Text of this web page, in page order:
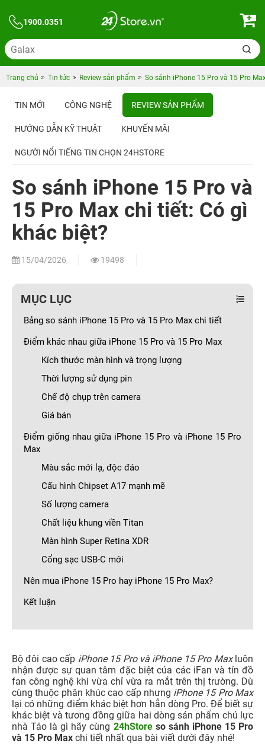
1900.0351
Trang chủ Tin tức Review sản phẩm So sánh iPhone 15 Pro và 15 Pro
TIN MỚI CÔNG NGHỆ REVIEW SẢN PHẨM
HƯỚNG DẪN KỸ THUẬT KHUYẾN MÃI
NGƯỜI NỔI TIẾNG TIN CHỌN 24HSTORE
So sánh iPhone 15 Pro và
15 Pro Max chi tiết: Có gì
khác biệt?
15/04/2026 19498
MỤC LỤC
Bảng so sánh iPhone 15 Pro và 15 Pro Max chi tiết
Điểm khác nhau giữa iPhone 15 Pro và 15 Pro Max
Kích thước màn hình và trọng lượng
Thời lượng sử dụng pin
Chế độ chụp trên camera
Giá bán
Điểm giống nhau giữa iPhone 15 Pro và iPhone 15 Pro
Max
Màu sắc mới lạ, độc đáo
Cấu hình Chipset A17 mạnh mẽ
Số lượng camera
Chất liệu khung viền Titan
Màn hình Super Retina XDR
Cổng sạc USB-C mới
Nên mua iPhone 15 Pro hay iPhone 15 Pro Max?
Kết luận
Bộ đôi cao cấp iPhone 15 Pro và iPhone 15 Pro Maxluôn
nhận được sự quan tâm đặc biệt của các iFan và tín đồ
fan công nghệ khi vừa chỉ vừa ra mắt trên thị trường. Dù
cùng thuộc phân khúc cao cấp nhưng iPhone 15 Pro Max
lại có những điểm khác biệt hơn hẳn dòng Pro. Để biết sự
khác biệt và tương đồng giữa hai dòng sản phẩm chủ lực
nhà Táo là gì hãy cùng 24hStoreso sánh iPhone 15 Pro
và 15 Pro Max chi tiết nhất qua bài viết dưới đây nhé!